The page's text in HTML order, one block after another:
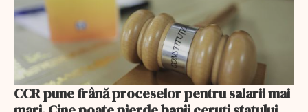
CCR pune frână proceselor pentru salarii mai